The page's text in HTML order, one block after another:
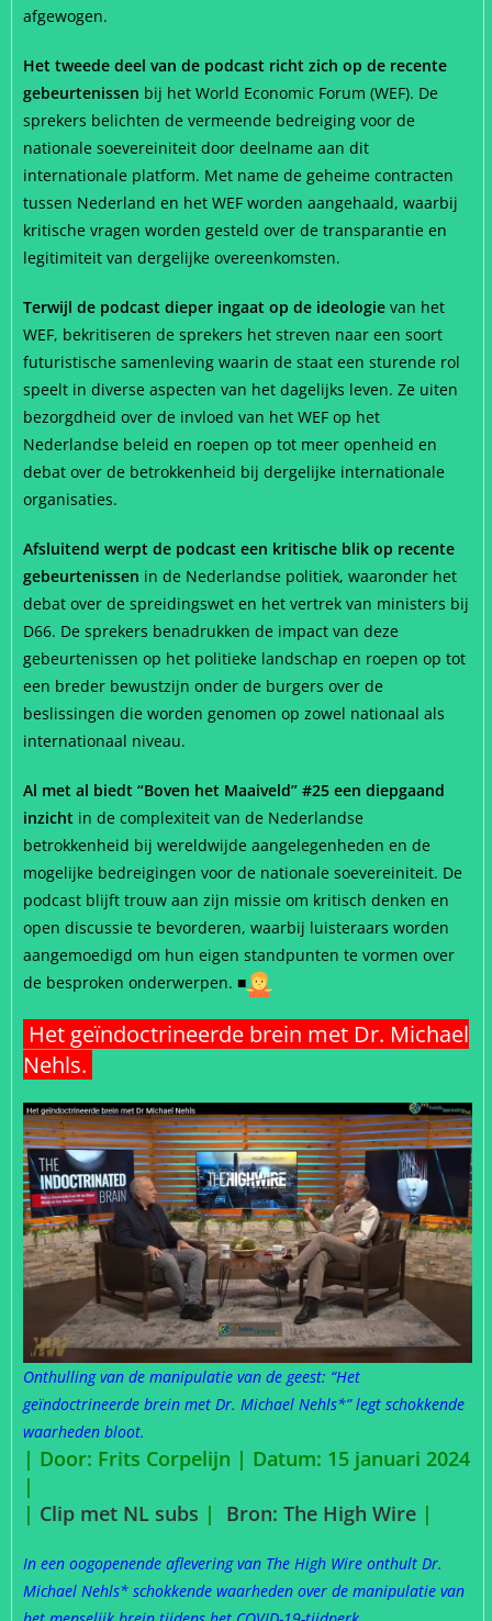
afgewogen.
Het tweede deel van de podcast richt zich op de recente
gebeurtenissen bij het World Economic Forum (WEF). De
sprekers belichten de vermeende bedreiging voor de
nationale soevereiniteit door deelname aan dit
internationale platform. Met name de geheime contracten
tussen Nederland en het WEF worden aangehaald, waarbij
kritische vragen worden gesteld over de transparantie en
legitimiteit van dergelijke overeenkomsten.
Terwijl de podcast dieper ingaat op de ideologie van het
WEF, bekritiseren de sprekers het streven naar een soort
futuristische samenleving waarin de staat een sturende rol
speelt in diverse aspecten van het dagelijks leven. Ze uiten
bezorgdheid over de invloed van het WEF op het
Nederlandse beleid en roepen op tot meer openheid en
debat over de betrokkenheid bij dergelijke internationale
organisaties.
Afsluitend werpt de podcast een kritische blik op recente
gebeurtenissen in de Nederlandse politiek, waaronder het
debat over de spreidingswet en het vertrek van ministers bij
D66. De sprekers benadrukken de impact van deze
gebeurtenissen op het politieke landschap en roepen op tot
een breder bewustzijn onder de burgers over de
beslissingen die worden genomen op zowel nationaal als
internationaal niveau.
Al met al biedt “Boven het Maaiveld” #25 een diepgaand
inzicht in de complexiteit van de Nederlandse
betrokkenheid bij wereldwijde aangelegenheden en de
mogelijke bedreigingen voor de nationale soevereiniteit. De
podcast blijft trouw aan zijn missie om kritisch denken en
open discussie te bevorderen, waarbij luisteraars worden
aangemoedigd om hun eigen standpunten te vormen over
de besproken onderwerpen. ■
Het geïndoctrineerde brein met Dr. Michael
Nehls.
Onthulling van de manipulatie van de geest: “Het
geïndoctrineerde brein met Dr. Michael Nehls*” legt schokkende
waarheden bloot.
| Door: Frits Corpelijn | Datum: 15 januari 2024
|
| Clip met NL subs | Bron: The High Wire |
In een oogopenende aflevering van The High Wire onthult Dr.
Michael Nehls* schokkende waarheden over de manipulatie van